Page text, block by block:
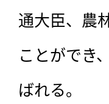
通大臣、農
ことができ
ばれる。